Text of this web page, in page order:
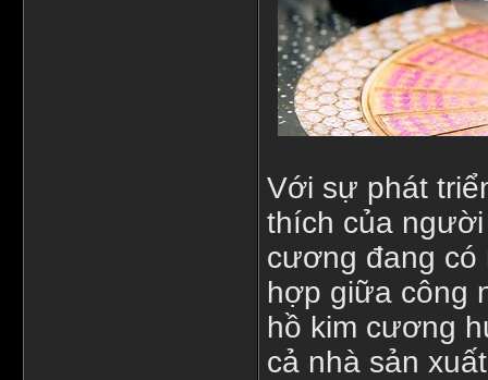
Với sự phát
thích của
cương đang có
hợp giữa công
hồ kim cương
cả nhà sản